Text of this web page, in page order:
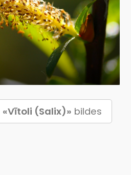
«Vītoli (Salix)» bildes